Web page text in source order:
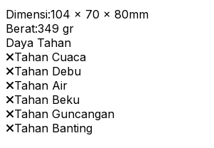
Dimensi:104 x 70 x 80mm
Berat:349 gr
Daya Tahan
Tahan Cuaca
Tahan Debu
Tahan Air
Tahan Beku
Tahan Guncangan
Tahan Banting